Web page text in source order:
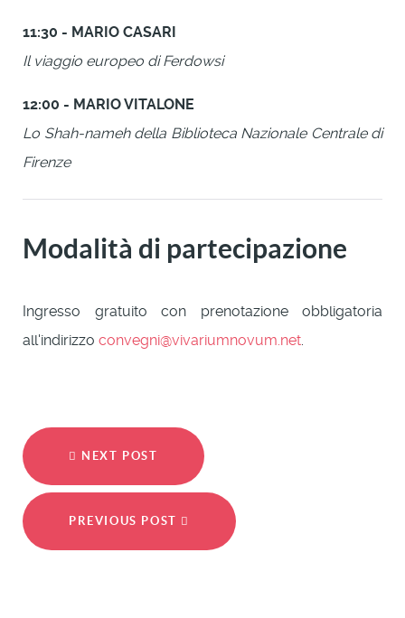
11:30 - MARIO CASARI
Il viaggio europeo di Ferdowsi
12:00 - MARIO VITALONE
Lo Shah-nameh della Biblioteca Nazionale Centrale di
Firenze
Modalità di partecipazione
Ingresso gratuito con prenotazione obbligatoria
all'indirizzo convegni@vivariumnovum.net
NEXT POST
PREVIOUS POST